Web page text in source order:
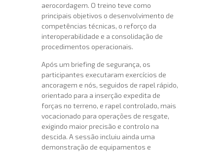
aerocordagem. O treino teve como
principais objetivos o desenvolvimento de
competências técnicas, o reforço da
interoperabilidade e a consolidação de
procedimentos operacionais.
Após um briefing de segurança, os
participantes executaram exercícios de
ancoragem e nós, seguidos de rapel rápido,
orientado para a inserção expedita de
forças no terreno, e rapel controlado, mais
vocacionado para operações de resgate,
exigindo maior precisão e controlo na
descida. A sessão incluiu ainda uma
demonstração de equipamentos e